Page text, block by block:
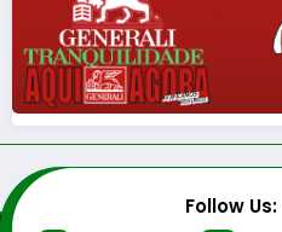
Follow Us: